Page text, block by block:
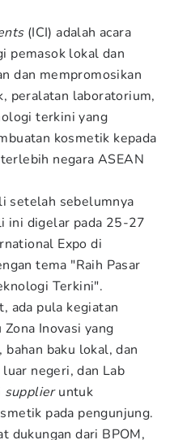
(ICI) adalah acara
pemasok lokal dan
dan mempromosikan
peralatan laboratorium,
terkini yang
kosmetik kepada
negara ASEAN
setelah sebelumnya
ini digelar pada 25-27
Expo di
tema "Raih Pasar
Terkini".
ada pula kegiatan
Inovasi yang
baku lokal, dan
negeri, dan Lab
supplieruntuk
pada pengunjung.
dukungan dari BPOM,